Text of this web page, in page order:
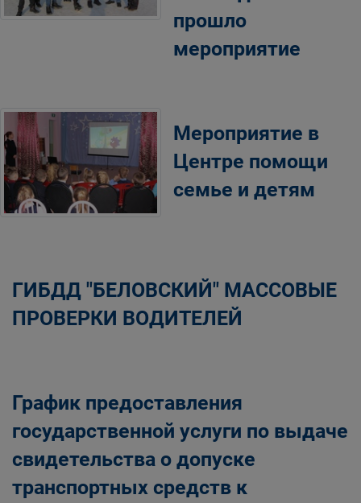
прошло
мероприятие
Мероприятие в
Центре помощи
семье и детям
ГИБДД "БЕЛОВСКИЙ" МАССОВЫЕ
ПРОВЕРКИ ВОДИТЕЛЕЙ
График предоставления
государственной услуги по выдаче
свидетельства о допуске
транспортных средств к